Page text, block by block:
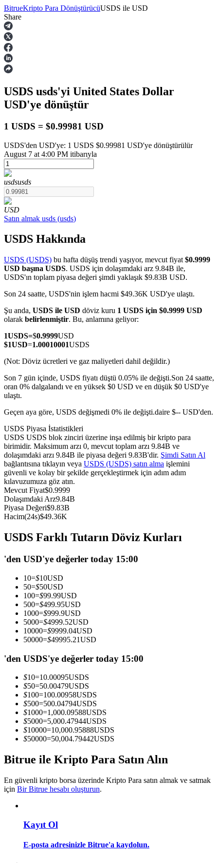
Vadeli İşlemler
USDT Vadeli İşlemleri
COIN-M Vadeli İşlemleri
Kripto Para Vadeli İşlemleri
TradFi
Hisse senetleri, döviz, değerli metaller ve emtia türevleri
USDC Vadeli İşlemleri
USDC'yi teminat olarak kullanan vadeli işlemler
En iyi traderlarla güçlerinizi birleştirin
Kopya Tüccarı Olun
Kâr paylaşımı ve kopya ticaret komisyonlarının tadını çıkarın
Bilgi
BitrueKripto Para DönüştürücüUSDS ile USD
Share
USDS usds'yi United States Dollar
USD'ye dönüştür
1 USDS = $0.99981 USD
USDS'den USD'ye: 1 USDS $0.99981 USD'ye dönüştürülür
August 7 at 4:00 PM itibarıyla
usdsusds
USD
Satın almak usds (usds)
USDS Hakkında
USDS (USDS) bu hafta düşüş trendi yaşıyor, mevcut fiyat $0.9999
USD başına USDS. USDS için dolaşımdaki arz 9.84B ile,
USDS'ın toplam piyasa değeri şimdi yaklaşık $9.83B USD.
Son 24 saatte, USDS'nin işlem hacmi $49.36K USD'ye ulaştı.
Şu anda, USDS ile USD döviz kuru 1 USDS için $0.9999 USD
olarak belirlenmiştir. Bu, anlamına geliyor:
1USDS=$0.9999USD
$1USD=1.00010001USDS
(Not: Döviz ücretleri ve gaz maliyetleri dahil değildir.)
Son 7 gün içinde, USDS fiyatı düştü 0.05% ile değişti.Son 24 saatte,
oran 0% dalgalandı ve en yüksek $0 USD ve en düşük $0 USD'ye
ulaştı.
Geçen aya göre, USDS değişmedi 0% ile değişti.daire $-- USD'den.
USDS Piyasa İstatistikleri
USDS USDS blok zinciri üzerine inşa edilmiş bir kripto para
birimidir. Maksimum arzı 0, mevcut toplam arzı 9.84B ve
dolaşımdaki arzı 9.84B ile piyasa değeri 9.83B'dir. Şimdi Satın Al
bağlantısına tıklayın veya USDS (USDS) satın alma işlemini
güvenli ve kolay bir şekilde gerçekleştirmek için adım adım
kılavuzumuza göz atın.
Mevcut Fiyat$0.9999
Dolaşımdaki Arz9.84B
Piyasa Değeri$9.83B
Hacim(24s)$49.36K
USDS Farklı Tutarın Döviz Kurları
'den USD'ye değerler today 15:00
10=$10USD
50=$50USD
100=$99.99USD
500=$499.95USD
1000=$999.9USD
5000=$4999.52USD
10000=$9999.04USD
50000=$49995.21USD
'den USDS'ye değerler today 15:00
$10=10.00095USDS
$50=50.00479USDS
$100=100.00958USDS
$500=500.04794USDS
$1000=1,000.09588USDS
$5000=5,000.47944USDS
$10000=10,000.95888USDS
$50000=50,004.79442USDS
Bitrue ile Kripto Para Satın Alın
En güvenli kripto borsa üzerinde Kripto Para satın almak ve satmak
için Bir Bitrue hesabı oluşturun.
Kayıt Ol
E-posta adresinizle Bitrue'a kaydolun.